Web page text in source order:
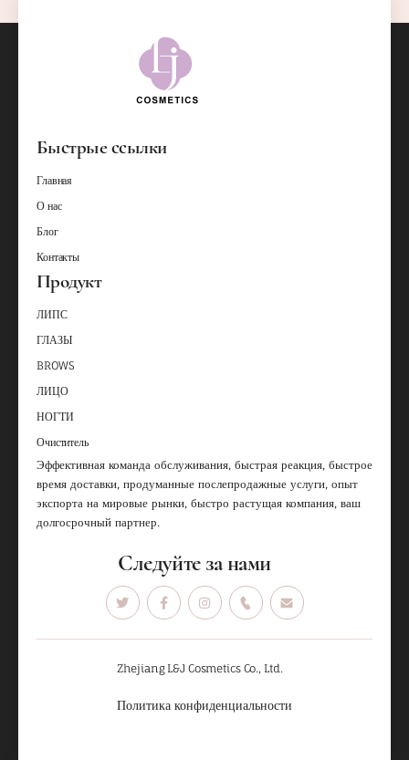
Быстрые ссылки
Главная
О нас
Блог
Контакты
Продукт
ЛИПС
ГЛАЗЫ
BROWS
ЛИЦО
НОГТИ
Очиститель
Эффективная команда обслуживания, быстрая реакция, быстрое
время доставки, продуманные послепродажные услуги, опыт
экспорта на мировые рынки, быстро растущая компания, ваш
долгосрочный партнер.
Следуйте за нами
Zhejiang L&J Cosmetics Co., Ltd.
Политика конфиденциальности